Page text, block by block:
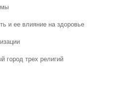
и ее влияние на здоровье
город трех религий